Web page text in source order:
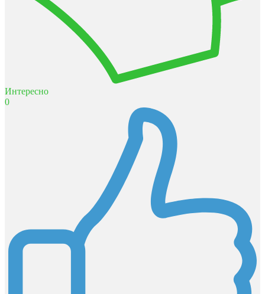
Интересно
0